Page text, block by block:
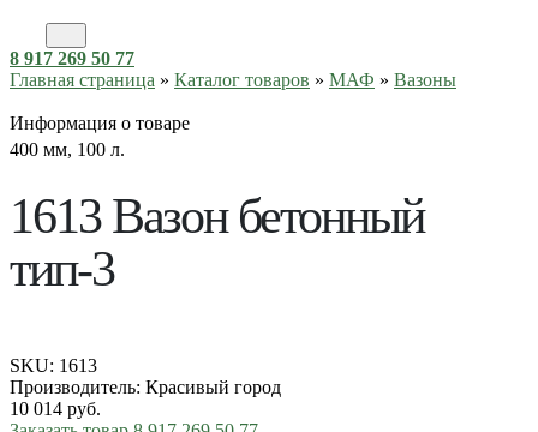
8 917 269 50 77
Главная страница » Каталог товаров » МАФ » Вазоны
Информация о товаре
400 мм, 100 л.
1613 Вазон бетонный
тип-3
SKU: 1613
Производитель: Красивый город
10 014 руб.